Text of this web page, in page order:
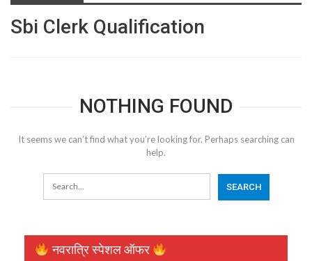
Sbi Clerk Qualification
NOTHING FOUND
It seems we can’t find what you’re looking for. Perhaps searching can
help.
नवरात्रि स्पेशल ऑफर